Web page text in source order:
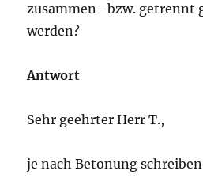
zusammen- bzw. getrennt
werden?
Antwort
Sehr geehrter Herr T.,
je nach Betonung schreiben